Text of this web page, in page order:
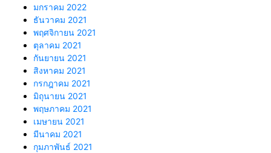
มกราคม 2022
ธันวาคม 2021
พฤศจิกายน 2021
ตุลาคม 2021
กันยายน 2021
สิงหาคม 2021
กรกฎาคม 2021
มิถุนายน 2021
พฤษภาคม 2021
เมษายน 2021
มีนาคม 2021
กุมภาพันธ์ 2021